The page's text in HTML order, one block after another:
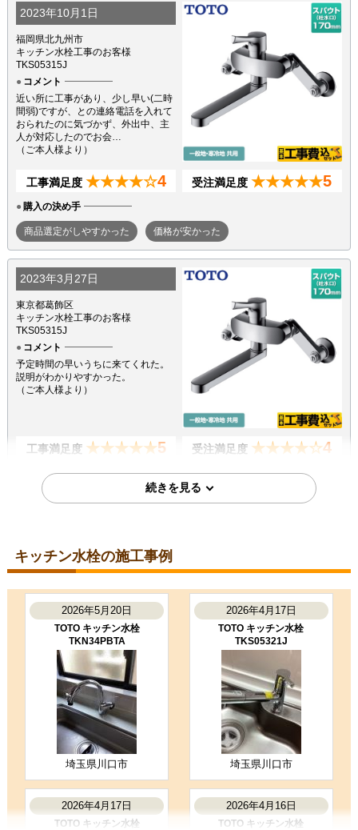
2023年10月1日
福岡県北九州市
キッチン水栓工事のお客様
TKS05315J
コメント
近い所に工事があり、少し早い(二時
間弱)ですが、との連絡電話を入れて
おられたのに気づかず、外出中、主
人が対応したのでお会…
（ご本人様より）
工事満足度 ★★★★☆4 受注満足度 ★★★★★5
購入の決め手
商品選定がしやすかった 価格が安かった
2023年3月27日
東京都葛飾区
キッチン水栓工事のお客様
TKS05315J
コメント
予定時間の早いうちに来てくれた。
説明がわかりやすかった。
（ご本人様より）
工事満足度 ★★★★★5 受注満足度 ★★★★☆4
購入の決め手
価格が安かった
大阪府枚方市
TKS05315J
コメント
二週間前に、シャワーとお風呂の水
栓工事をしていただいて、良かった
ので、今回はキッチンの水栓をお願
いしました。同じ担当者の…
（ご本人様より）
工事満足度 ★★★★☆ 受注満足度 ★★★☆☆
購入の決め手
工事に安心感を感じた 以前に利用して良かった
お客様の声をもっと見る
キッチン水栓の施工事例
2026年5月20日
TOTO キッチン水栓
TKN34PBTA
埼玉県川口市
2026年4月17日
TOTO キッチン水栓
TKS05321J
埼玉県川口市
2026年4月17日
TOTO キッチン水栓
2026年4月16日
TOTO キッチン水栓